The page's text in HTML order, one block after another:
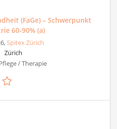
(FaGe) – Schwerpunkt
60-90% (a)
Spitex Zürich
Zürich
/ Therapie